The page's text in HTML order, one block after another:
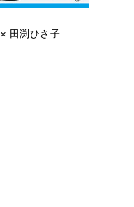
田渕ひさ子